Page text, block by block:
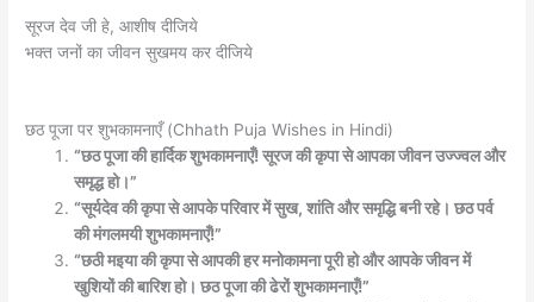
सूरज देव जी हे, आशीष दीजिये
भक्त जनों का जीवन सुखमय कर दीजिये
छठ पूजा पर शुभकामनाएँ (Chhath Puja Wishes in Hindi)
“छठ पूजा की हार्दिक शुभकामनाएँ! सूरज की कृपा से आपका जीवन उज्ज्वल और
समृद्ध हो।”
“सूर्यदेव की कृपा से आपके परिवार में सुख, शांति और समृद्धि बनी रहे। छठ पर्व
की मंगलमयी शुभकामनाएँ!”
“छठी मइया की कृपा से आपकी हर मनोकामना पूरी हो और आपके जीवन में
खुशियों की बारिश हो। छठ पूजा की ढेरों शुभकामनाएँ!”